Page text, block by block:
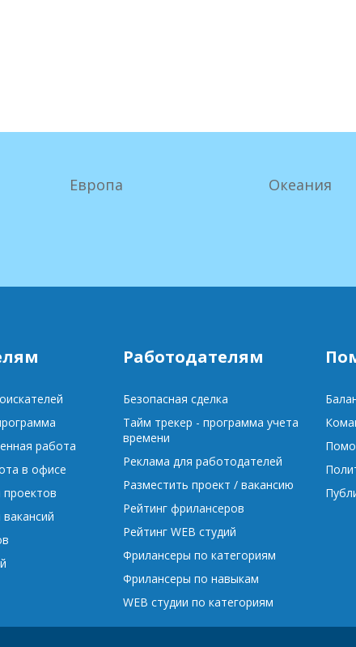
Европа Океания
работа
в офисе
проектов
Работодателям
Безопасная сделка
Тайм трекер - программа учета
времени
Реклама для работодателей
Разместить проект / вакансию
Рейтинг фрилансеров
Рейтинг WEB студий
Фрилансеры по категориям
Фрилансеры по навыкам
WEB студии по категориям